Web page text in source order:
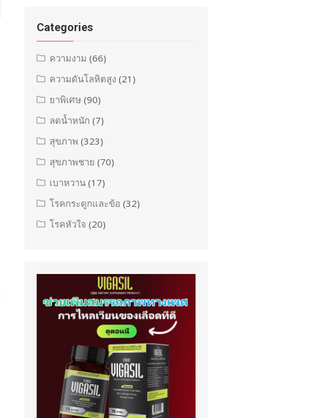
Categories
ความงาม (66)
ความดันโลหิตสูง (21)
ยาพิเศษ (90)
ลดน้ำหนัก (7)
สุขภาพ (323)
สุขภาพชาย (70)
เบาหวาน (17)
โรคกระดูกและข้อ (32)
โรคหัวใจ (20)